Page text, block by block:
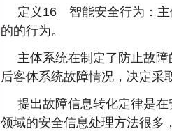
定义16 智能安全行为：主
的的行为。
主体系统在制定了防止故
后客体系统故障情况，决定采
提出故障信息转化定律是
领域的安全信息处理方法很多